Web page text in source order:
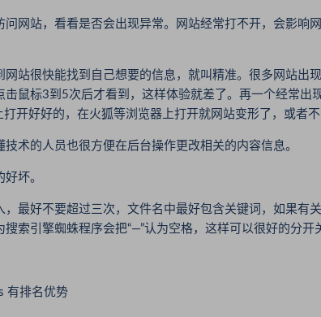
站，看看是否会出现异常。网站经常打不开，会影响
很快能找到自己想要的信息，就叫精准。很多网站出现
鼠标3到5次后才看到，这样体验就差了。再一个经常出
开好好的，在火狐等浏览器上打开就网站变形了，或者不
的人员也很方便在后台操作更改相关的内容信息。
坏。
好不要超过三次，文件名中最好包含关键词，如果有
搜索引擎蜘蛛程序会把“—”认为空格，这样可以很好的分开
排名优势